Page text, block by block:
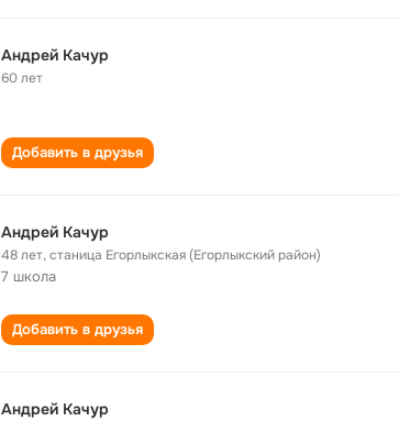
Андрей Качур
60 лет
Добавить в друзья
Андрей Качур
48 лет,станица Егорлыкская (Егорлыкский район)
7 школа
Добавить в друзья
Андрей Качур